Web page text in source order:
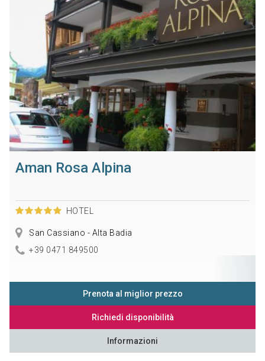
Aman Rosa Alpina
HOTEL
San Cassiano - Alta Badia
+39 0471 849500
Prenota al miglior prezzo
Richiedi disponibilità
Informazioni